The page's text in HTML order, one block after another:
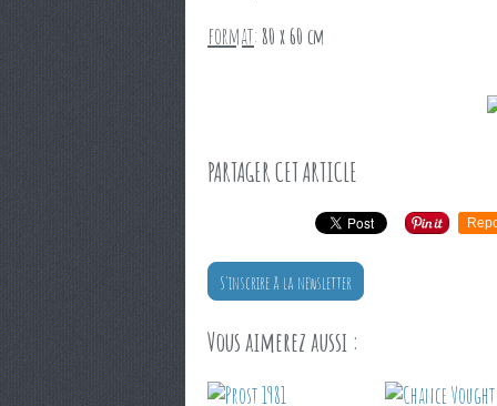
format: 80 x 60 cm
PARTAGER CET ARTICLE
S'inscrire à la newsletter
Vous aimerez aussi :